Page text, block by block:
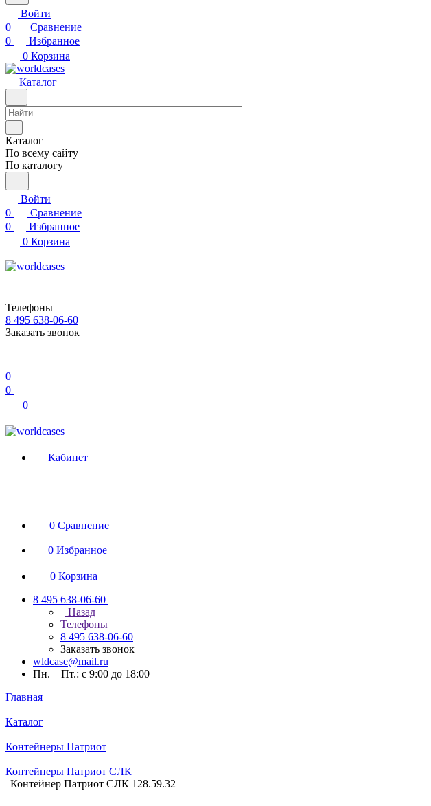
Войти
0
Сравнение
0
Избранное
0 Корзина
Каталог
Каталог
По всему сайту
По каталогу
Войти
0
Сравнение
0
Избранное
0 Корзина
Телефоны
8 495 638-06-60
Заказать звонок
0
0
0
Кабинет
0 Сравнение
0 Избранное
0 Корзина
8 495 638-06-60
Назад
Телефоны
8 495 638-06-60
Заказать звонок
wldcase@mail.ru
Пн. – Пт.: с 9:00 до 18:00
Главная
Каталог
Контейнеры Патриот
Контейнеры Патриот CЛК
Контейнер Патриот СЛК 128.59.32